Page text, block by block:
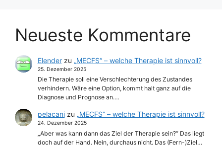
Neueste Kommentare
Elenderzu „MECFS“ – welche Therapie ist sinnvoll?
25. Dezember 2025
Die Therapie soll eine Verschlechterung des Zustandes
verhindern. Wäre eine Option, kommt halt ganz auf die
Diagnose und Prognose an.…
pelacanizu „MECFS“ – welche Therapie ist sinnvoll?
24. Dezember 2025
„Aber was kann dann das Ziel der Therapie sein?“ Das liegt
doch auf der Hand. Nein, durchaus nicht. Das (Fern-)Ziel…